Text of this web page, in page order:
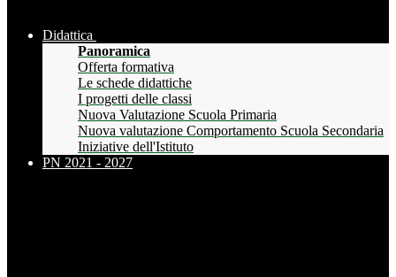
Didattica
Panoramica
Offerta formativa
Le schede didattiche
I progetti delle classi
Nuova Valutazione Scuola Primaria
Nuova valutazione Comportamento Scuola Secondaria
Iniziative dell'Istituto
PN 2021 - 2027